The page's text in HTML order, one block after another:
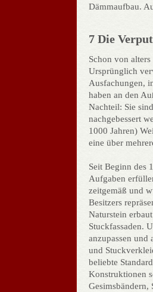
Dämmaufbau.
7 Die
Schon von
Ursprünglich
Ausfachungen,
haben an den
Nachteil: Sie
nachgebessert
1000 Jahren)
eine über
Seit Beginn des
Aufgaben
zeitgemäß und
Besitzers
Naturstein
Stuckfassaden.
anzupassen und
und
beliebte
Konstruktionen